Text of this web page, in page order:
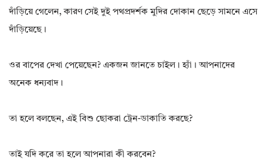
দাঁড়িয়ে গেলেন, কারণ সেই দুই পথপ্রদর্শক মুদির দোকান ছেড়ে সামনে এসে
দাঁড়িয়েছে।
ওর বাপের দেখা পেয়েছেন? একজন জানতে চাইল। হ্যাঁ। আপনাদের
অনেক ধন্যবাদ।
তা হলে বলছেন, এই বিশু ছোকরা ট্রেন-ডাকাতি করছে?
তাই যদি করে তা হলে আপনারা কী করবেন?